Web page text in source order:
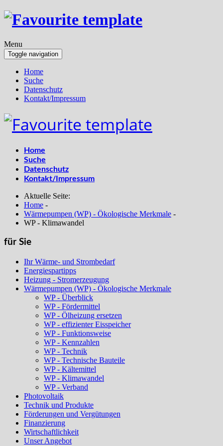
Menu
Toggle navigation
Home
Suche
Datenschutz
Kontakt/Impressum
Home
Suche
Datenschutz
Kontakt/Impressum
Aktuelle Seite:
Home -
Wärmepumpen (WP) - Ökologische Merkmale -
WP - Klimawandel
für Sie
Ihr Wärme- und Strombedarf
Energiespartipps
Heizung - Stromerzeugung
Wärmepumpen (WP) - Ökologische Merkmale
WP - Überblick
WP - Fördermittel
WP - Ölheizung ersetzen
WP - effizienter Eisspeicher
WP - Funktionsweise
WP - Kennzahlen
WP - Technik
WP - Technische Bauteile
WP - Kältemittel
WP - Klimawandel
WP - Verband
Photovoltaik
Technik und Produkte
Förderungen und Vergütungen
Finanzierung
Wirtschaftlichkeit
Unser Angebot